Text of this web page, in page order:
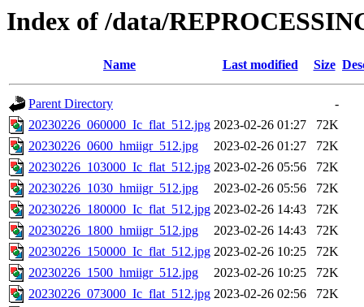
Index of /data/
Name Last modified Size
Parent Directory
-
20230226_060000_Ic_flat_512.jpg 2023-02-26 01:27
72K
20230226_0600_hmiigr_512.jpg
2023-02-26 01:27
72K
20230226_103000_Ic_flat_512.jpg 2023-02-26 05:56
72K
20230226_1030_hmiigr_512.jpg
2023-02-26 05:56
72K
20230226_180000_Ic_flat_512.jpg 2023-02-26 14:43
72K
20230226_1800_hmiigr_512.jpg
2023-02-26 14:43
72K
20230226_150000_Ic_flat_512.jpg 2023-02-26 10:25
72K
20230226_1500_hmiigr_512.jpg
2023-02-26 10:25
72K
20230226_073000_Ic_flat_512.jpg 2023-02-26 02:56
72K